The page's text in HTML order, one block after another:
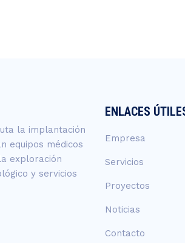
la implantación
equipos médicos
exploración
y servicios
ENLACES
Empresa
Servicios
Proyectos
Noticias
Contacto